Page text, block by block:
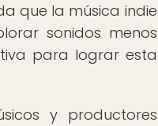
que la música indie
sonidos menos
para lograr esta
y productores